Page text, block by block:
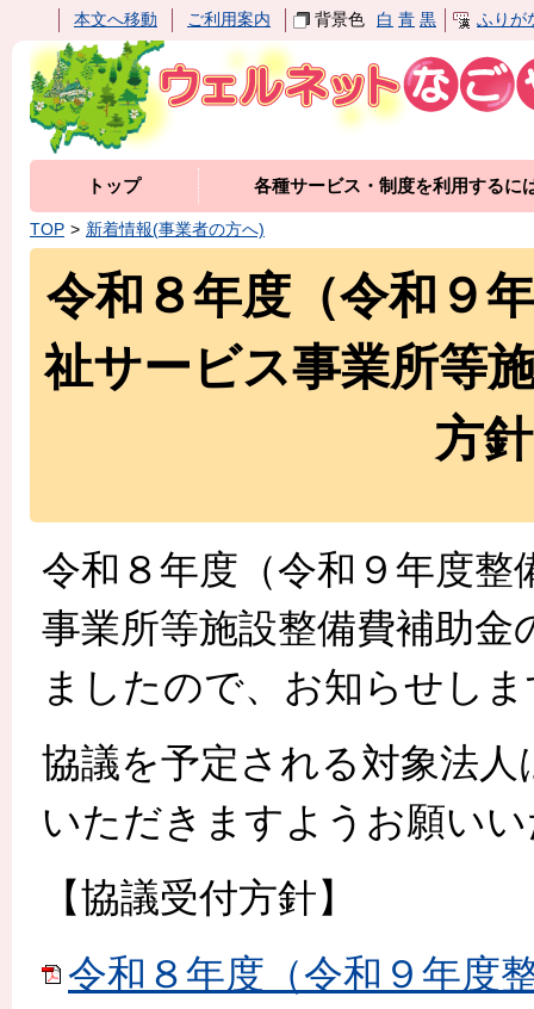
本文へ移動 ご利用案内 背景色 白 青 黒 ふりが
トップ 各種サービス・制度を利用するに
TOP 新着情報(事業者の方へ)
令和８年度（令和９
祉サービス事業所等
方
令和８年度（令和９年度
事業所等施設整備費補助
ましたので、お知らせし
協議を予定される対象法
いただきますようお願い
【協議受付方針】
令和８年度（令和９年度